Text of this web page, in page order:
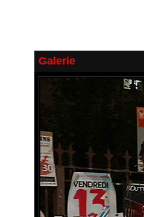
Galerie